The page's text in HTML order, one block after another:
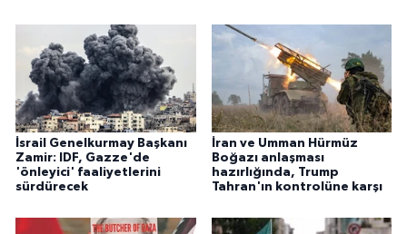
İsrail Genelkurmay Başkanı
Zamir: IDF, Gazze'de
'önleyici' faaliyetlerini
sürdürecek
İran ve Umman Hürmüz
Boğazı anlaşması
hazırlığında, Trump
Tahran'ın kontrolüne karşı